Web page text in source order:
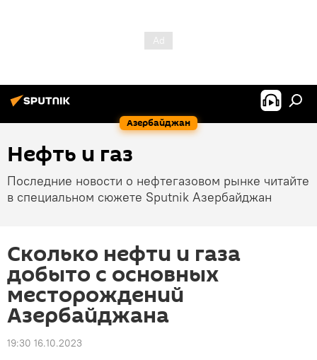
Азербайджан
Нефть и газ
Последние новости о нефтегазовом рынке читайте
в специальном сюжете Sputnik Азербайджан
Сколько нефти и газа
добыто с основных
месторождений
Азербайджана
19:30 16.10.2023